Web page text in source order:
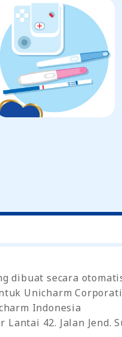
dibuat secara
Unicharm
Indonesia
Lantai 42. Jalan Jend.